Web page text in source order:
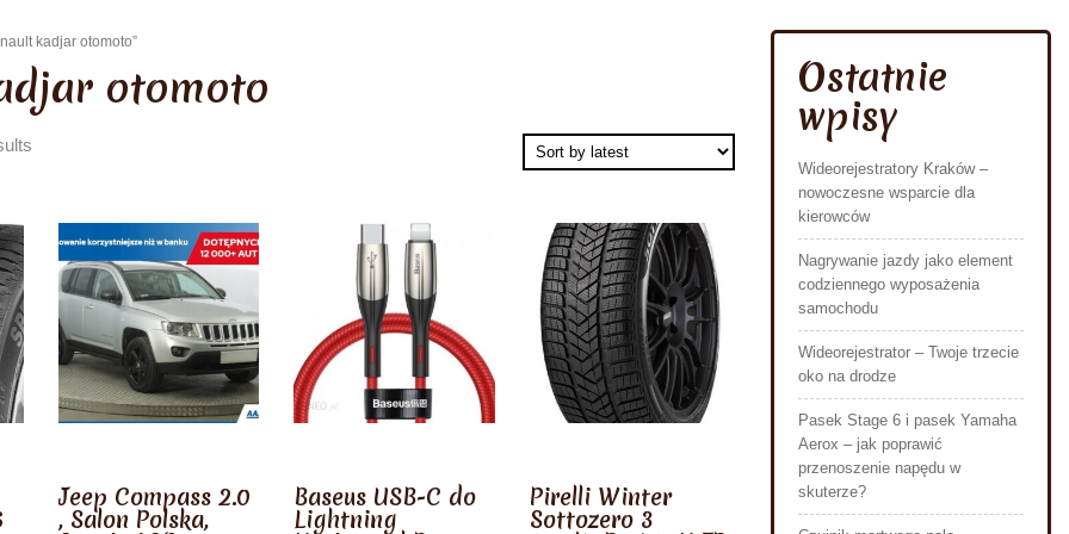
kadjar otomoto”
otomoto
Jeep Compass 2.0
, Salon Polska,
Baseus USB-C do
Lightning
Pirelli Winter
Sottozero 3
Ostatnie
wpisy
Wideorejestratory Kraków –
nowoczesne wsparcie dla
kierowców
Nagrywanie jazdy jako element
codziennego wyposażenia
samochodu
Wideorejestrator – Twoje trzecie
oko na drodze
Pasek Stage 6 i pasek Yamaha
Aerox – jak poprawić
przenoszenie napędu w
skuterze?